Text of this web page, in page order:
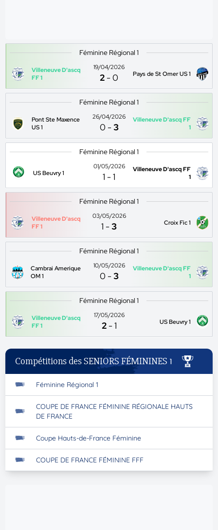
Féminine Régional 1
Villeneuve D'ascq
FF 1
19/04/2026
2 -0 Pays de St Omer US 1
Féminine Régional 1
Pont Ste Maxence
US 1
26/04/2026
0 -3
Villeneuve D'ascq FF
1
Féminine Régional 1
US Beuvry 1
01/05/2026
1 -1
Villeneuve D'ascq FF
1
Féminine Régional 1
Villeneuve D'ascq
FF 1
03/05/2026
1 -3 Croix Fic 1
Féminine Régional 1
Cambrai Amerique
OM 1
10/05/2026
0 -3
Villeneuve D'ascq FF
1
Féminine Régional 1
Villeneuve D'ascq
FF 1
17/05/2026
2 -1 US Beuvry 1
Compétitions des SENIORS FÉMININES 1
Féminine Régional 1
COUPE DE FRANCE FÉMININE RÉGIONALE HAUTS
DE FRANCE
Coupe Hauts-de-France Féminine
COUPE DE FRANCE FÉMININE FFF